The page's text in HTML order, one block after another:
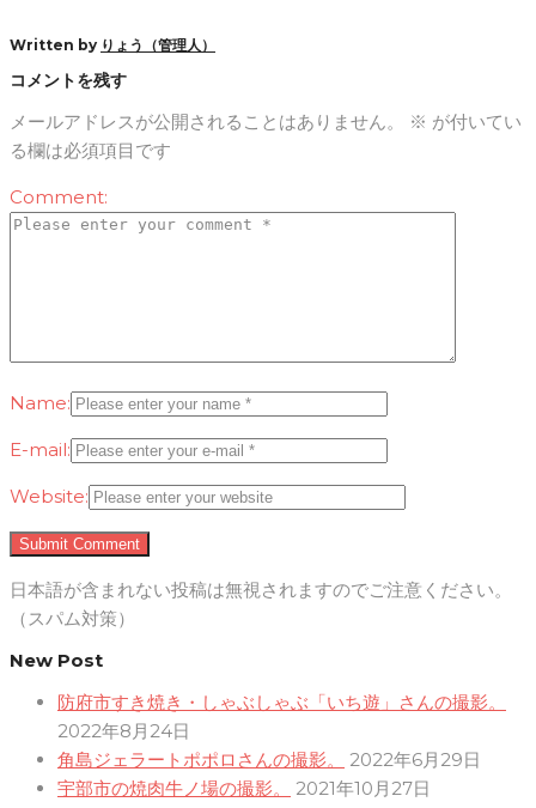
Written by りょう（管理人）
コメントを残す
メールアドレスが公開されることはありません。 ※ が付いてい
る欄は必須項目です
Comment:
Name:
E-mail:
Website:
日本語が含まれない投稿は無視されますのでご注意ください。
（スパム対策）
New Post
防府市すき焼き・しゃぶしゃぶ「いち遊」さんの撮影。
2022年8月24日
角島ジェラートポポロさんの撮影。
2022年6月29日
宇部市の焼肉牛ノ場の撮影。
2021年10月27日